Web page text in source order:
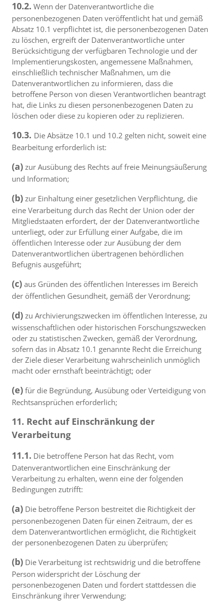
10.2. Wenn der Datenverantwortliche die
personenbezogenen Daten veröffentlicht hat und gemäß
Absatz 10.1 verpflichtet ist, die personenbezogenen Daten
zu löschen, ergreift der Datenverantwortliche unter
Berücksichtigung der verfügbaren Technologie und der
Implementierungskosten, angemessene Maßnahmen,
einschließlich technischer Maßnahmen, um die
Datenverantwortlichen zu informieren, dass die
betroffene Person von diesen Verantwortlichen beantragt
hat, die Links zu diesen personenbezogenen Daten zu
löschen oder diese zu kopieren oder zu replizieren.
10.3. Die Absätze 10.1 und 10.2 gelten nicht, soweit eine
Bearbeitung erforderlich ist:
(a) zur Ausübung des Rechts auf freie Meinungsäußerung
und Information;
(b) zur Einhaltung einer gesetzlichen Verpflichtung, die
eine Verarbeitung durch das Recht der Union oder der
Mitgliedstaaten erfordert, der der Datenverantwortliche
unterliegt, oder zur Erfüllung einer Aufgabe, die im
öffentlichen Interesse oder zur Ausübung der dem
Datenverantwortlichen übertragenen behördlichen
Befugnis ausgeführt;
(c) aus Gründen des öffentlichen Interesses im Bereich
der öffentlichen Gesundheit, gemäß der Verordnung;
(d) zu Archivierungszwecken im öffentlichen Interesse, zu
wissenschaftlichen oder historischen Forschungszwecken
oder zu statistischen Zwecken, gemäß der Verordnung,
sofern das in Absatz 10.1 genannte Recht die Erreichung
der Ziele dieser Verarbeitung wahrscheinlich unmöglich
macht oder ernsthaft beeinträchtigt; oder
(e) für die Begründung, Ausübung oder Verteidigung von
Rechtsansprüchen erforderlich;
11. Recht auf Einschränkung der
Verarbeitung
11.1. Die betroffene Person hat das Recht, vom
Datenverantwortlichen eine Einschränkung der
Verarbeitung zu erhalten, wenn eine der folgenden
Bedingungen zutrifft:
(a) Die betroffene Person bestreitet die Richtigkeit der
personenbezogenen Daten für einen Zeitraum, der es
dem Datenverantwortlichen ermöglicht, die Richtigkeit
der personenbezogenen Daten zu überprüfen;
(b) Die Verarbeitung ist rechtswidrig und die betroffene
Person widerspricht der Löschung der
personenbezogenen Daten und fordert stattdessen die
Einschränkung ihrer Verwendung;